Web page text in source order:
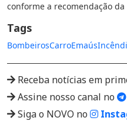
conforme a recomendação
Tags
BombeirosCarroEmaús
Receba notícias em
Assine nosso canal no
Siga o NOVO no